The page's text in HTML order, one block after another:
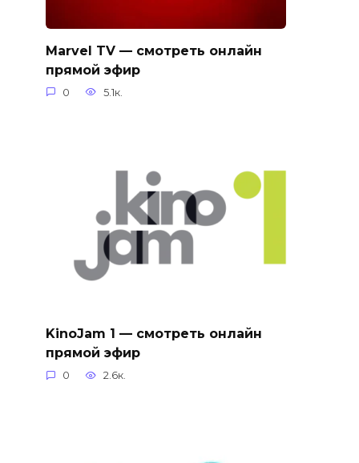
Marvel TV — смотреть онлайн
прямой эфир
0 5.1к.
KinoJam 1 — смотреть онлайн
прямой эфир
0 2.6к.